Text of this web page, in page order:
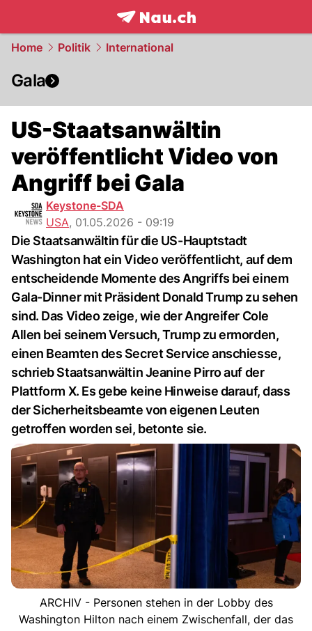
frontpage.NAU.ch
Home Politik International
Gala
US-Staatsanwältin
veröffentlicht Video von
Angriff bei Gala
Keystone-SDA
USA, 01.05.2026 - 09:19
Die Staatsanwältin für die US-Hauptstadt
Washington hat ein Video veröffentlicht, auf dem
entscheidende Momente des Angriffs bei einem
Gala-Dinner mit Präsident Donald Trump zu sehen
sind. Das Video zeige, wie der Angreifer Cole
Allen bei seinem Versuch, Trump zu ermorden,
einen Beamten des Secret Service anschiesse,
schrieb Staatsanwältin Jeanine Pirro auf der
Plattform X. Es gebe keine Hinweise darauf, dass
der Sicherheitsbeamte von eigenen Leuten
getroffen worden sei, betonte sie.
ARCHIV - Personen stehen in der Lobby des
Washington Hilton nach einem Zwischenfall, der das